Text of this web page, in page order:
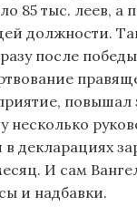
85 тыс. леев, а
должности.
после
повышал
несколько
в декларациях
И сам
и надбавки.